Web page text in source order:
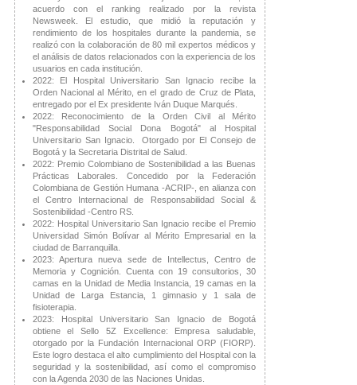
acuerdo con el ranking realizado por la revista
Newsweek. El estudio, que midió la reputación y
rendimiento de los hospitales durante la pandemia, se
realizó con la colaboración de 80 mil expertos médicos y
el análisis de datos relacionados con la experiencia de los
usuarios en cada institución.
2022: El Hospital Universitario San Ignacio recibe la
Orden Nacional al Mérito, en el grado de Cruz de Plata,
entregado por el Ex presidente Iván Duque Marqués.
2022: Reconocimiento de la Orden Civil al Mérito
"Responsabilidad Social Dona Bogotá" al Hospital
Universitario San Ignacio. Otorgado por El Consejo de
Bogotá y la Secretaria Distrital de Salud.
2022: Premio Colombiano de Sostenibilidad a las Buenas
Prácticas Laborales. Concedido por la Federación
Colombiana de Gestión Humana -ACRIP-, en alianza con
el Centro Internacional de Responsabilidad Social &
Sostenibilidad -Centro RS. ​
2022: Hospital Universitario San Ignacio recibe el Premio
Universidad Simón Bolívar al Mérito Empresarial en la
ciudad de Barranquilla.
2023: Apertura nueva sede de Intellectus, Centro de
Memoria y Cognición. Cuenta con 19 consultorios, 30
camas en la Unidad de Media Instancia, 19 camas en la
Unidad de Larga Estancia, 1 gimnasio y 1 sala de
fisioterapia.
2023: Hospital Universitario San Ignacio de Bogotá
obtiene el Sello 5Z Excellence: Empresa saludable,
otorgado por la Fundación Internacional ORP (FIORP).
Este logro destaca el alto cumplimiento del Hospital con la
seguridad y la sostenibilidad, así como el compromiso
con la Agenda 2030 de las Naciones Unidas.